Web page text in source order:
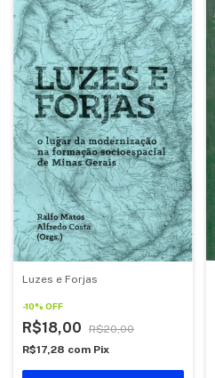
Luzes e Forjas
-10% OFF
R$18,00
R$20,00
R$17,28 com Pix